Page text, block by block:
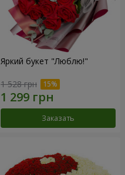
Яркий букет "Люблю!"
1 528 грн
Заказать